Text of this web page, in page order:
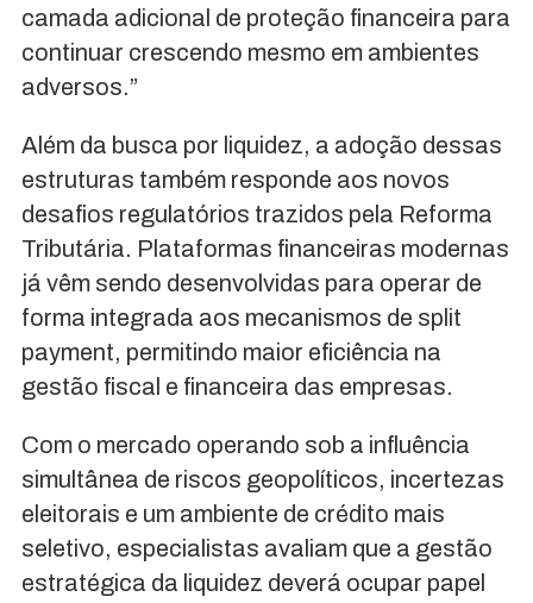
camada adicional de proteção financeira para
continuar crescendo mesmo em ambientes
adversos.”
Além da busca por liquidez, a adoção dessas
estruturas também responde aos novos
desafios regulatórios trazidos pela Reforma
Tributária. Plataformas financeiras modernas
já vêm sendo desenvolvidas para operar de
forma integrada aos mecanismos de split
payment, permitindo maior eficiência na
gestão fiscal e financeira das empresas.
Com o mercado operando sob a influência
simultânea de riscos geopolíticos, incertezas
eleitorais e um ambiente de crédito mais
seletivo, especialistas avaliam que a gestão
estratégica da liquidez deverá ocupar papel